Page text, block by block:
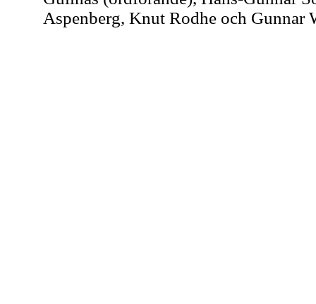
Aspenberg, Knut Rodhe och Gunnar